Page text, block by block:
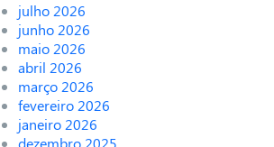
julho 2026
junho 2026
maio 2026
abril 2026
março 2026
fevereiro 2026
janeiro 2026
dezembro 2025